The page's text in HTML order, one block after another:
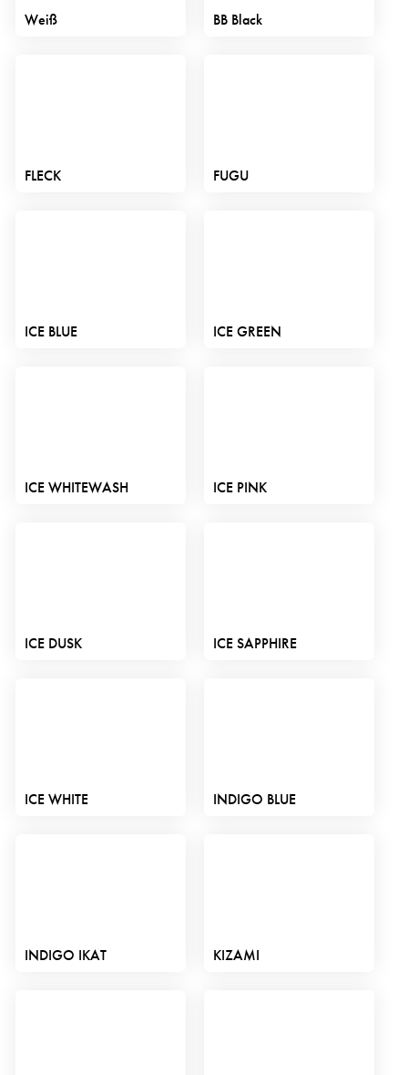
Weiß BB Black
FLECK FUGU
ICE BLUE ICE GREEN
ICE WHITEWASH ICE PINK
ICE DUSK ICE SAPPHIRE
ICE WHITE INDIGO BLUE
INDIGO IKAT KIZAMI